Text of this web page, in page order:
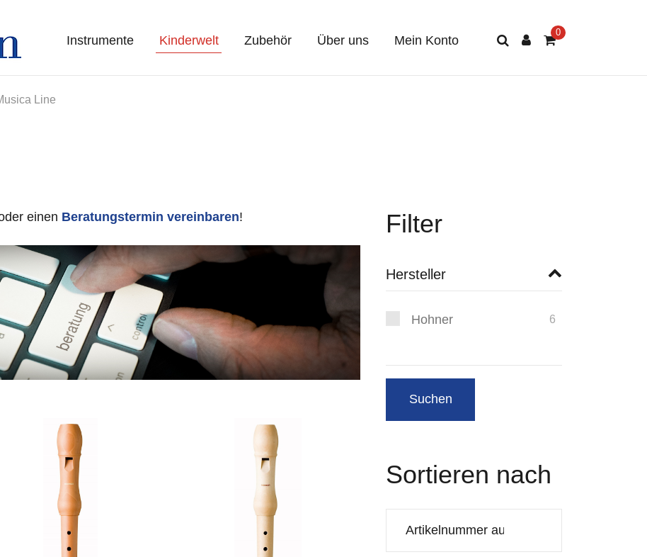
Instrumente Kinderwelt Zubehör Über uns Mein Konto
Line
einen Beratungstermin vereinbaren! Filter
Hersteller
Hohner 6
Sortieren nach